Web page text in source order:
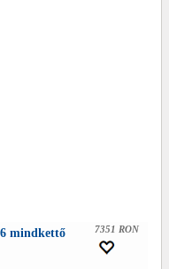
mindkettő
7351 RON